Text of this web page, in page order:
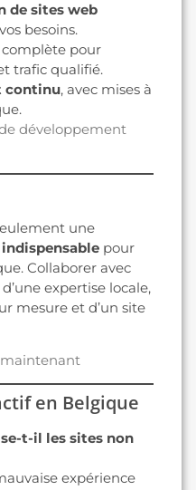
de sites web
besoins.
complète pour
trafic qualifié.
continu, avec mises à
développement
une
pour
Collaborer avec
expertise locale,
mesure et d’un site
en Belgique
t-il les sites non
expérience